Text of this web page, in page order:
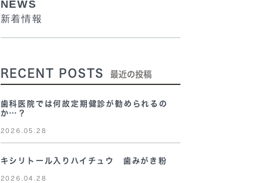
NEWS
新着情報
RECENT POSTS 最近の投稿
歯科医院では何故定期健診が勧められるの
か…？
2026.05.28
キシリトール入りハイチュウ 歯みがき粉
2026.04.28